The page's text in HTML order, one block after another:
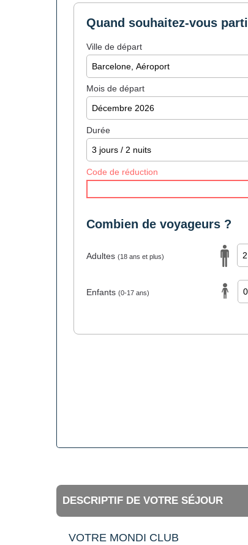
Quand souhaitez-vous
Ville de départ
Mois de départ
Durée
Code de réduction
Combien de voyageurs ?
Adultes (18 ans et plus)
Enfants (0-17 ans)
DESCRIPTIF DE VOTRE SÉJOUR
VOTRE MONDI CLUB